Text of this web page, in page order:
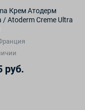
Крем Атодерм
/ Atoderm Creme Ultra
руб.